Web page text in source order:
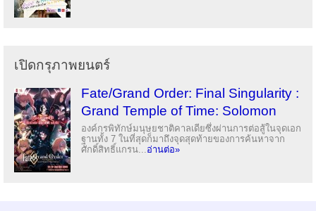
เปิดกรุภาพยนตร์
Fate/Grand Order: Final Singularity :
Grand Temple of Time: Solomon
องค์กรพิทักษ์มนุษยชาติคาลเดียซึ่งผ่านการต่อสู้ในจุดเอก
ฐานทั้ง 7 ในที่สุดก็มาถึงจุดสุดท้ายของการค้นหาจาก
ศักดิ์สิทธิ์แกรน... อ่านต่อ»